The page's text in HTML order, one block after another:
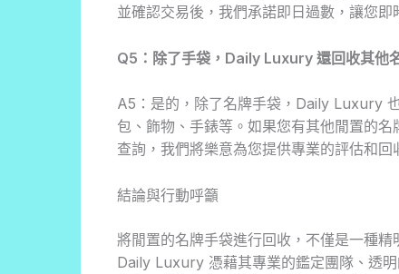
並確認交易後，我們承諾即日過數，讓您即
Q5：除了手袋，Daily Luxury 還回收其他
A5：是的，除了名牌手袋，Daily Luxury
包、飾物、手錶等。如果您有其他閒置的
查詢，我們將樂意為您提供專業的評估和回
結論與行動呼籲
將閒置的名牌手袋進行回收，不僅是一種
Daily Luxury 憑藉其專業的鑑定團隊、透